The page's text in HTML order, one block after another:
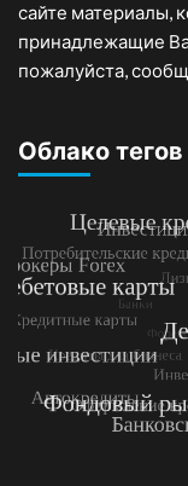
сайте материалы,
принадлежащие
пожалуйста,
Облако тегов